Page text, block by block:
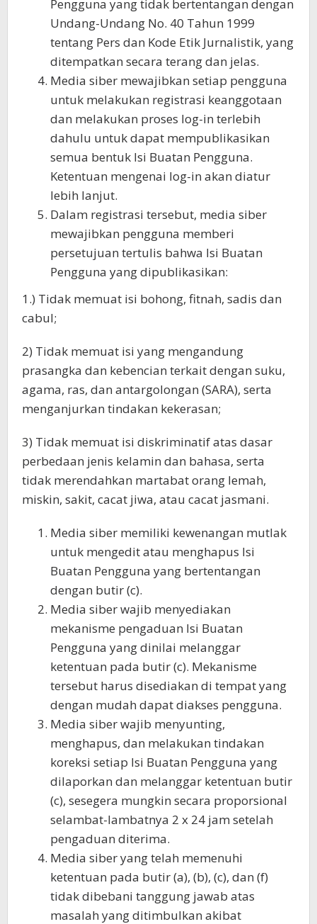
Pengguna yang tidak bertentangan dengan
Undang-Undang No. 40 Tahun 1999
tentang Pers dan Kode Etik Jurnalistik, yang
ditempatkan secara terang dan jelas.
Media siber mewajibkan setiap pengguna
untuk melakukan registrasi keanggotaan
dan melakukan proses log-in terlebih
dahulu untuk dapat mempublikasikan
semua bentuk Isi Buatan Pengguna.
Ketentuan mengenai log-in akan diatur
lebih lanjut.
Dalam registrasi tersebut, media siber
mewajibkan pengguna memberi
persetujuan tertulis bahwa Isi Buatan
Pengguna yang dipublikasikan:
1.) Tidak memuat isi bohong, fitnah, sadis dan
cabul;
2) Tidak memuat isi yang mengandung
prasangka dan kebencian terkait dengan suku,
agama, ras, dan antargolongan (SARA), serta
menganjurkan tindakan kekerasan;
3) Tidak memuat isi diskriminatif atas dasar
perbedaan jenis kelamin dan bahasa, serta
tidak merendahkan martabat orang lemah,
miskin, sakit, cacat jiwa, atau cacat jasmani.
Media siber memiliki kewenangan mutlak
untuk mengedit atau menghapus Isi
Buatan Pengguna yang bertentangan
dengan butir (c).
Media siber wajib menyediakan
mekanisme pengaduan Isi Buatan
Pengguna yang dinilai melanggar
ketentuan pada butir (c). Mekanisme
tersebut harus disediakan di tempat yang
dengan mudah dapat diakses pengguna.
Media siber wajib menyunting,
menghapus, dan melakukan tindakan
koreksi setiap Isi Buatan Pengguna yang
dilaporkan dan melanggar ketentuan butir
(c), sesegera mungkin secara proporsional
selambat-lambatnya 2 x 24 jam setelah
pengaduan diterima.
Media siber yang telah memenuhi
ketentuan pada butir (a), (b), (c), dan (f)
tidak dibebani tanggung jawab atas
masalah yang ditimbulkan akibat